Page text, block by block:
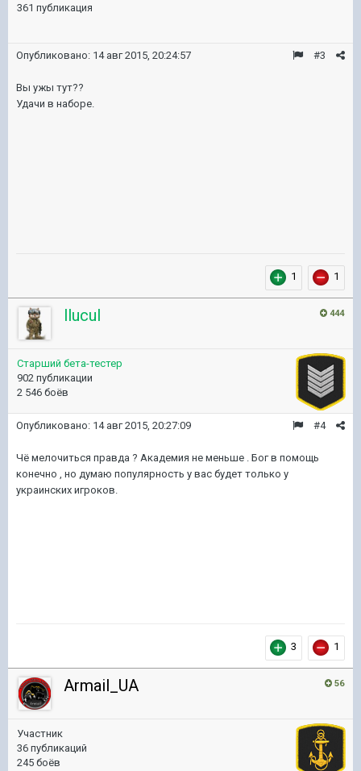
361 публикация
#3
Опубликовано: 14 авг 2015, 20:24:57
Вы ужы тут??
Удачи в наборе.
1 1
444
llucul
Старший бета-тестер
902 публикации
2 546 боёв
#4
Опубликовано: 14 авг 2015, 20:27:09
Чё мелочиться правда ? Академия не меньше . Бог в помощь
конечно , но думаю популярность у вас будет только у
украинских игроков.
3 1
56
Armail_UA
Участник
36 публикаций
245 боёв